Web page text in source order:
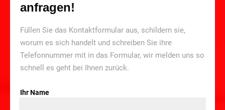
anfragen!
Füllen Sie das Kontaktformular aus, schildern sie,
worum es sich handelt und schreiben Sie ihre
Telefonnummer mit in das Formular, wir melden uns so
schnell es geht bei Ihnen zurück.
Ihr Name